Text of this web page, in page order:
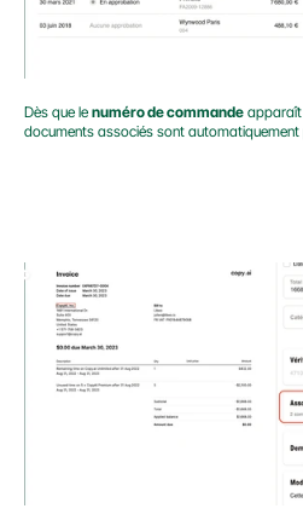
Dès que le numéro de commande
documents associés sont